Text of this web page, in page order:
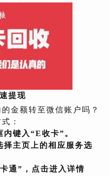
提现
的金额转至微信账户吗？
：
键入“E收卡”。
主页上的相应服务选
通”，点击进入详情